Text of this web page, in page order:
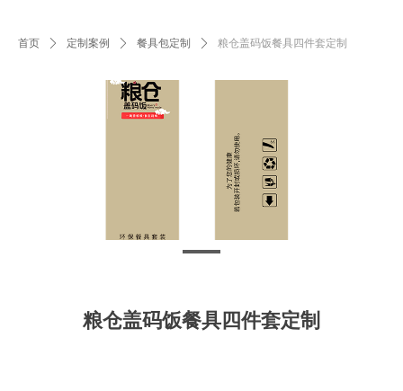
首页 ꄲ 定制案例 ꄲ 餐具包定制 ꄲ 粮仓盖码饭餐具四件套定制
粮仓盖码饭餐具四件套定制